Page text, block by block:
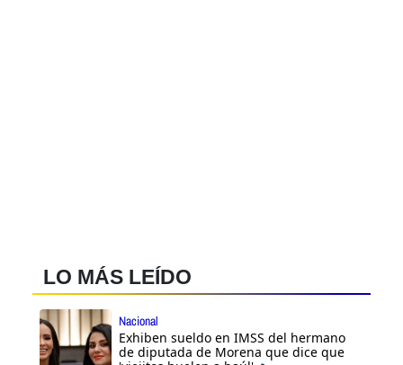
LO MÁS LEÍDO
Nacional
Exhiben sueldo en IMSS del hermano
de diputada de Morena que dice que